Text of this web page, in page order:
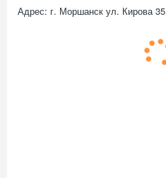
Адрес: г. Моршанск ул. Кирова 35